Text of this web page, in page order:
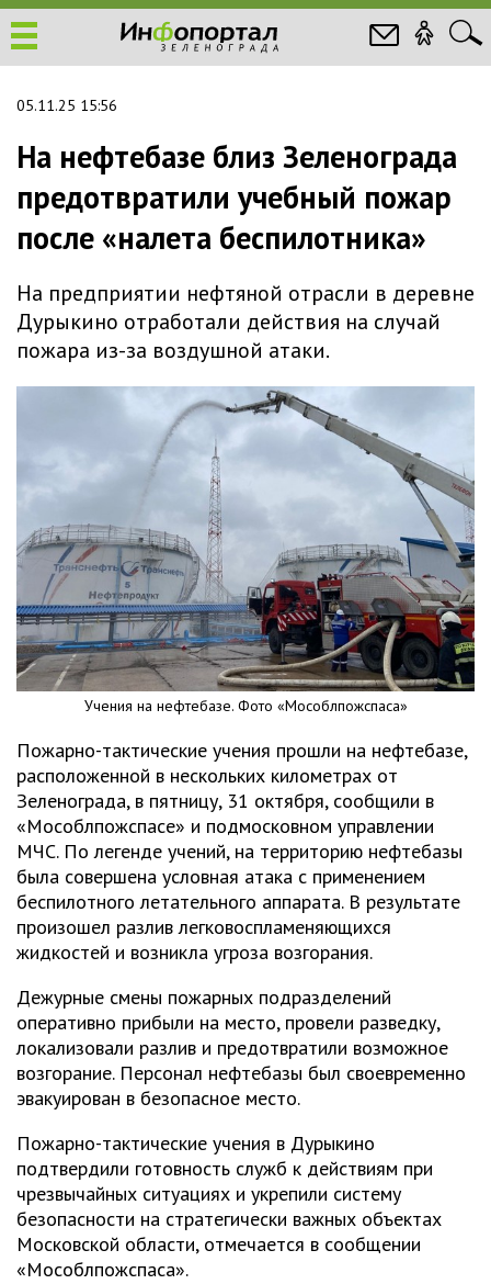
05.11.25 15:56
На нефтебазе близ Зеленограда
предотвратили учебный пожар
после «налета беспилотника»
На предприятии нефтяной отрасли в деревне
Дурыкино отработали действия на случай
пожара из-за воздушной атаки.
Учения на нефтебазе. Фото «Мособлпожспаса»
Пожарно-тактические учения прошли на нефтебазе,
расположенной в нескольких километрах от
Зеленограда, в пятницу, 31 октября, сообщили в
«Мособлпожспасе» и подмосковном управлении
МЧС. По легенде учений, на территорию нефтебазы
была совершена условная атака с применением
беспилотного летательного аппарата. В результате
произошел разлив легковоспламеняющихся
жидкостей и возникла угроза возгорания.
Дежурные смены пожарных подразделений
оперативно прибыли на место, провели разведку,
локализовали разлив и предотвратили возможное
возгорание. Персонал нефтебазы был своевременно
эвакуирован в безопасное место.
Пожарно-тактические учения в Дурыкино
подтвердили готовность служб к действиям при
чрезвычайных ситуациях и укрепили систему
безопасности на стратегически важных объектах
Московской области, отмечается в сообщении
«Мособлпожспаса».